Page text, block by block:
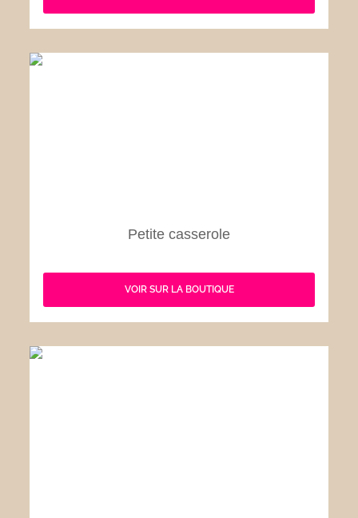
Petite casserole
VOIR SUR LA BOUTIQUE